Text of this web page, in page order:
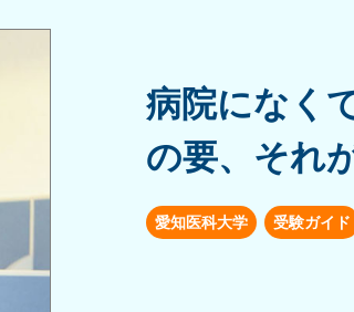
病院になく
の要、それ
愛知医科大学 受験ガイド